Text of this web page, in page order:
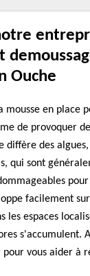
Ouche
mousse en place
de provoquer
diffère des
qui sont
facilement
les espaces
s'accumulent.
pour vous aider à